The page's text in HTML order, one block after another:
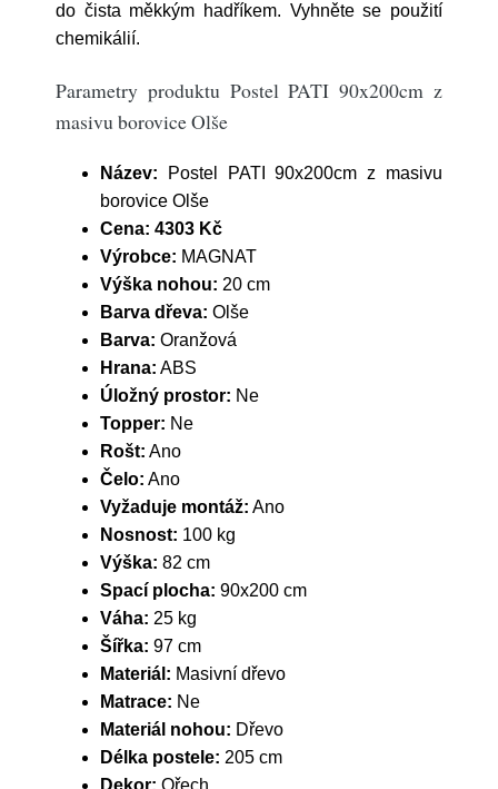
do čista měkkým hadříkem. Vyhněte se použití
chemikálií.
Parametry produktu Postel PATI 90x200cm z
masivu borovice Olše
Název: Postel PATI 90x200cm z masivu
borovice Olše
Cena: 4303 Kč
Výrobce: MAGNAT
Výška nohou: 20 cm
Barva dřeva: Olše
Barva: Oranžová
Hrana: ABS
Úložný prostor: Ne
Topper: Ne
Rošt: Ano
Čelo: Ano
Vyžaduje montáž: Ano
Nosnost: 100 kg
Výška: 82 cm
Spací plocha: 90x200 cm
Váha: 25 kg
Šířka: 97 cm
Materiál: Masivní dřevo
Matrace: Ne
Materiál nohou: Dřevo
Délka postele: 205 cm
Dekor: Ořech